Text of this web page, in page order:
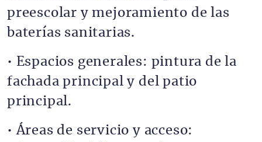
preescolar y mejoramiento de las
baterías sanitarias.
• Espacios generales: pintura de la
fachada principal y del patio
principal.
• Áreas de servicio y acceso: